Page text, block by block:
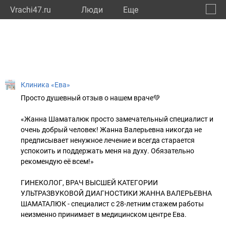
Vrachi47.ru Люди Eще
Клиника «Ева»
Просто душевный отзыв о нашем враче💚
«Жанна Шаматалюк просто замечательный специалист и
очень добрый человек! Жанна Валерьевна никогда не
предписывает ненужное лечение и всегда старается
успокоить и поддержать меня на духу. Обязательно
рекомендую её всем!»
ГИНЕКОЛОГ, ВРАЧ ВЫСШЕЙ КАТЕГОРИИ
УЛЬТРАЗВУКОВОЙ ДИАГНОСТИКИ ЖАННА ВАЛЕРЬЕВНА
ШАМАТАЛЮК - специалист с 28-летним стажем работы
неизменно принимает в медицинском центре Ева.